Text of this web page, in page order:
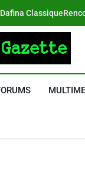
Dafina Classique